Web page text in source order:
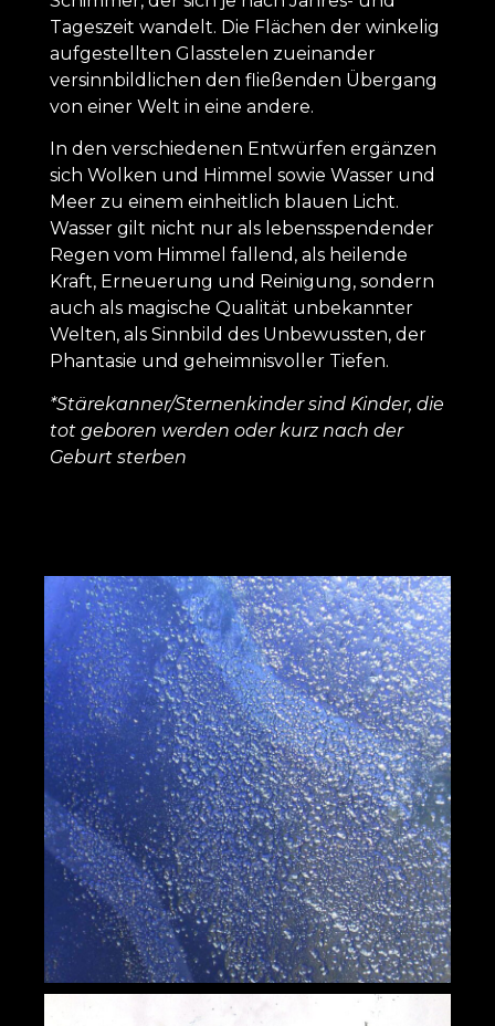
Tageszeit wandelt. Die Flächen der winkelig
aufgestellten Glasstelen zueinander
versinnbildlichen den fließenden Übergang
von einer Welt in eine andere.
In den verschiedenen Entwürfen ergänzen
sich Wolken und Himmel sowie Wasser und
Meer zu einem einheitlich blauen Licht.
Wasser gilt nicht nur als lebensspendender
Regen vom Himmel fallend, als heilende
Kraft, Erneuerung und Reinigung, sondern
auch als magische Qualität unbekannter
Welten, als Sinnbild des Unbewussten, der
Phantasie und geheimnisvoller Tiefen.
*Stärekanner/Sternenkinder sind Kinder, die
tot geboren werden oder kurz nach der
Geburt sterben